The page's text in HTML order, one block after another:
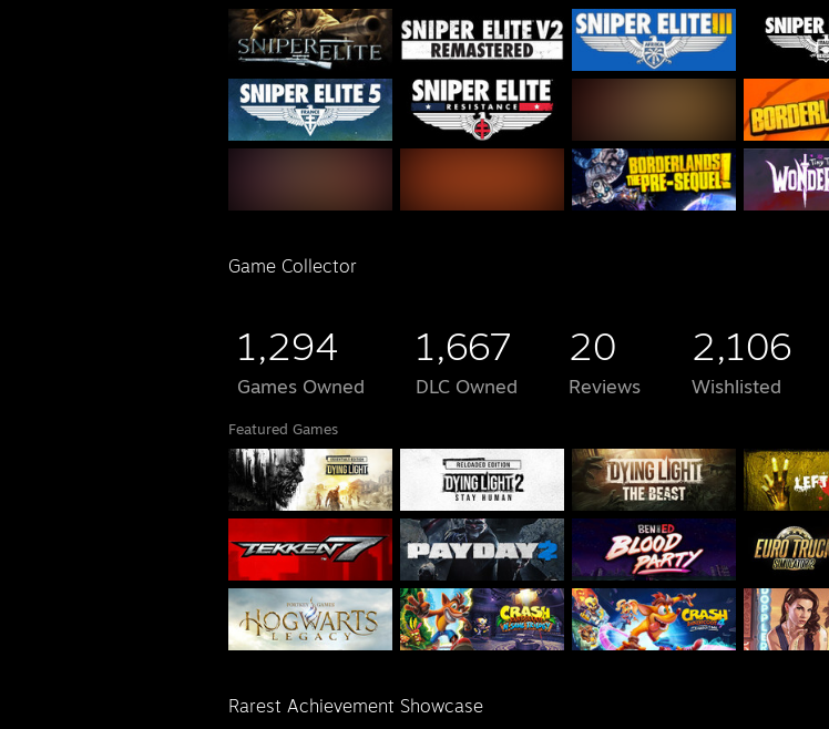
Game Collector
1,294
Games Owned
1,667
DLC Owned
20
Reviews
2,106
Wishlisted
Featured Games
Rarest Achievement Showcase